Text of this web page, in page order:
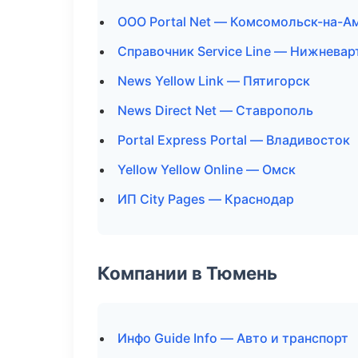
ООО Portal Net — Комсомольск-на-
Справочник Service Line —
News Yellow Link — Пятигорск
News Direct Net — Ставрополь
Portal Express Portal — Владивосток
Yellow Yellow Online — Омск
ИП City Pages — Краснодар
Компании в Тюмень
Инфо Guide Info — Авто и транспорт